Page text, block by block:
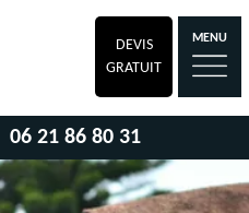
DEVIS
GRATUIT
MENU
06 21 86 80 31